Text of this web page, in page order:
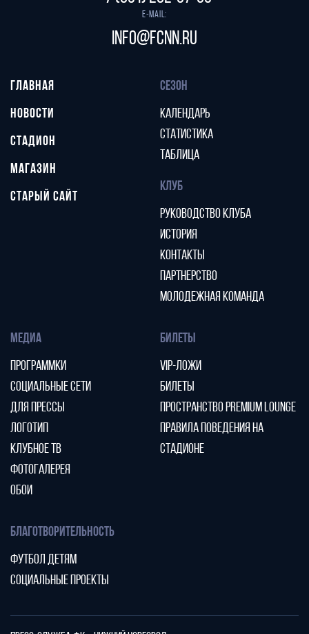
E-mail:
info@fcnn.ru
ГЛАВНАЯ
НОВОСТИ
СТАДИОН
МАГАЗИН
СТАРЫЙ САЙТ
СЕЗОН
КАЛЕНДАРЬ
СТАТИСТИКА
ТАБЛИЦА
КЛУБ
РУКОВОДСТВО КЛУБА
ИСТОРИЯ
КОНТАКТЫ
ПАРТНЕРСТВО
МОЛОДЕЖНАЯ КОМАНДА
МЕДИА
ПРОГРАММКИ
СОЦИАЛЬНЫЕ СЕТИ
ДЛЯ ПРЕССЫ
ЛОГОТИП
КЛУБНОЕ ТВ
ФОТОГАЛЕРЕЯ
ОБОИ
БИЛЕТЫ
VIP-ЛОЖИ
БИЛЕТЫ
ПРОСТРАНСТВО PREMIUM LOUNGE
ПРАВИЛА ПОВЕДЕНИЯ НА
СТАДИОНЕ
БЛАГОТВОРИТЕЛЬНОСТЬ
ФУТБОЛ ДЕТЯМ
СОЦИАЛЬНЫЕ ПРОЕКТЫ